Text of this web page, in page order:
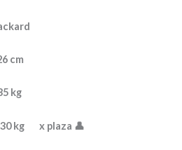
cm
kg
kg x plaza 👤